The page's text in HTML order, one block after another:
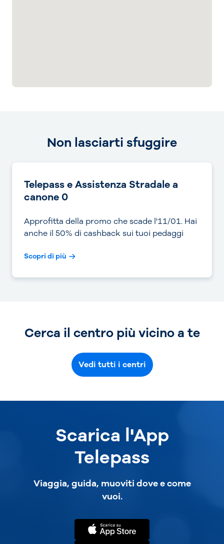
Non lasciarti sfuggire
Telepass e Assistenza Stradale a
canone 0
Approfitta della promo che scade l'11/01. Hai
anche il 50% di cashback sui tuoi pedaggi
Scopri di più
Cerca il centro più vicino a te
Vedi tutti i centri
Scarica l'App
Telepass
Viaggia, guida, muoviti dove e come
vuoi.